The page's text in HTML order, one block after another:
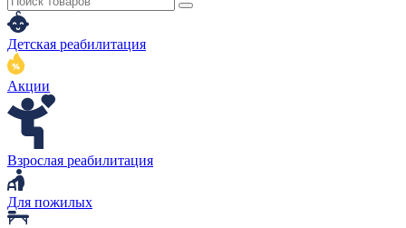
Детская реабилитация
Акции
Взрослая реабилитация
Для пожилых